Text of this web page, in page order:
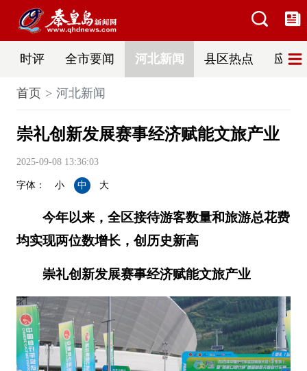
时评 全市要闻 河北新闻 县区热点 应急
首页 河北新闻
崇礼创新发展赛事经济赋能文旅产业
2025-09-08 13:36:03
字体： 小 中 大
今年以来，全区接待游客数量和旅游总花费
均实现两位数增长，创历史新高
崇礼创新发展赛事经济赋能文旅产业